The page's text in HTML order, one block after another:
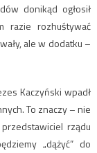
donikąd ogłosił
razie rozhuśtywać
ale w dodatku –
Kaczyński wpadł
To znaczy – nie
rządu
„dążyć” do